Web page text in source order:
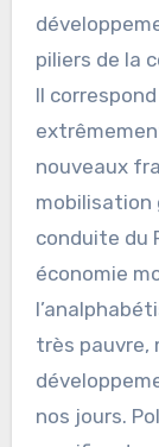
piliers de la
Il
nouveaux
mobilisation
conduite du
économie
très pauvre,
nos jours.